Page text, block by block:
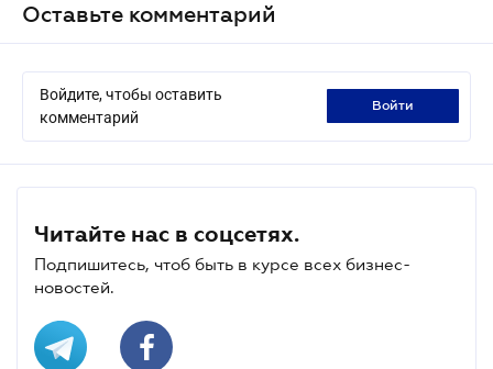
Оставьте комментарий
Войдите, чтобы оставить
комментарий
войти
Читайте нас в соцсетях.
Подпишитесь, чтоб быть в курсе всех бизнес-
новостей.